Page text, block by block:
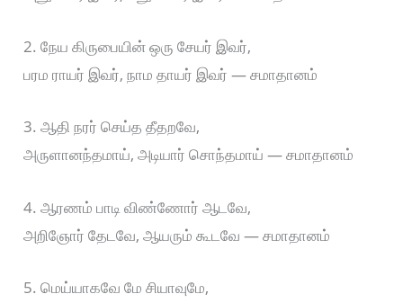
2. நேய கிருபையின் ஒரு சேயர் இவர்,
பரம ராயர் இவர், நாம தாயர் இவர் — சமாதானம்
3. ஆதி நரர் செய்த தீதறவே,
அருளானந்தமாய், அடியார் சொந்தமாய் — சமாதானம்
4. ஆரணம் பாடி விண்ணோர் ஆடவே,
அறிஞோர் தேடவே, ஆயரும் கூடவே — சமாதானம்
5. மெய்யாகவே மே சியாவுமே,